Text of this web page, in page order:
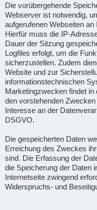
Die vorübergehende
Webserver ist notwendig,
aufgerufenen Webseiten
Hierfür muss die IP-
Dauer der Sitzung
Logfiles erfolgt, um die
sicherzustellen. Zudem
Website und zur
informationstechnischen
Marketingzwecken findet
den vorstehenden
Interesse an der
DSGVO.
Die gespeicherten Daten
Erreichung des Zweckes
sind. Die Erfassung der
die Speicherung der Daten
Internetseite zwingend
Widerspruchs- und